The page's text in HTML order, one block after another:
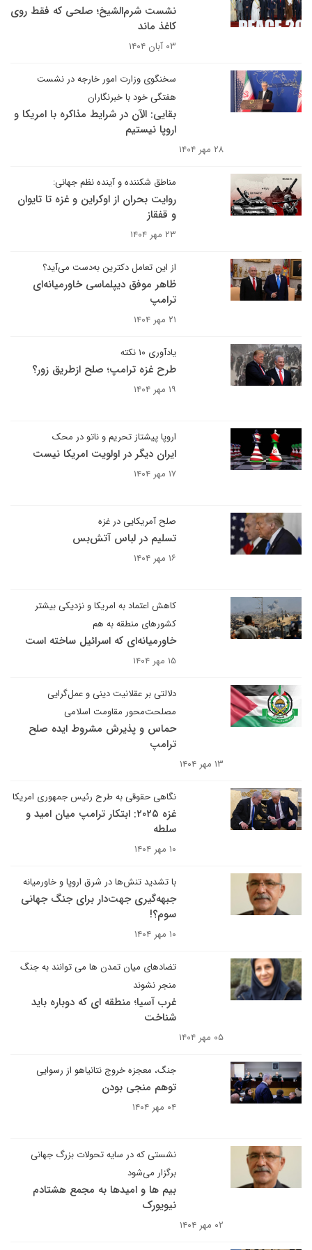
نشست شرم‌الشیخ؛ صلحی که فقط روی
کاغذ ماند
۰۳ آبان ۱۴۰۴
سخنگوی وزارت امور خارجه در نشست
هفتگی خود با خبرنگاران
بقایی: الآن در شرایط مذاکره با امریکا و
اروپا نیستیم
۲۸ مهر ۱۴۰۴
مناطق شکننده و آینده نظم جهانی:
روایت بحران از اوکراین و غزه تا تایوان
و قفقاز
۲۳ مهر ۱۴۰۴
از این تعامل دکترین به‌دست می‌آید؟
ظاهر موفق دیپلماسی خاورمیانه‌ای
ترامپ
۲۱ مهر ۱۴۰۴
یادآوری ۱۰ نکته
طرح غزه ترامپ؛ صلح ازطریق زور؟
۱۹ مهر ۱۴۰۴
اروپا پیشتاز تحریم و ناتو در محک
ایران دیگر در اولویت امریکا نیست
۱۷ مهر ۱۴۰۴
صلح آمریکایی در غزه
تسلیم در لباس آتش‌بس
۱۶ مهر ۱۴۰۴
کاهش اعتماد به امریکا و نزدیکی بیشتر
کشورهای منطقه به هم
خاورمیانه‌ای که اسرائیل ساخته است
۱۵ مهر ۱۴۰۴
دلالتی بر عقلانیت دینی و عمل‌گرایی
مصلحت‌محور مقاومت اسلامی
حماس و پذیرش مشروط ایده صلح
ترامپ
۱۳ مهر ۱۴۰۴
نگاهی حقوقی به طرح رئیس جمهوری امریکا
غزه ۲۰۲۵: ابتکار ترامپ میان امید و
سلطه
۱۰ مهر ۱۴۰۴
با تشدید تنش‌ها در شرق اروپا و خاورمیانه
جبهه‌گیری جهت‌دار برای جنگ جهانی
سوم؟!
۱۰ مهر ۱۴۰۴
تضادهای میان تمدن ها می توانند به جنگ
منجر نشوند
غرب آسیا؛ منطقه ای که دوباره باید
شناخت
۰۵ مهر ۱۴۰۴
جنگ، معجزه خروج نتانیاهو از رسوایی
توهم منجی بودن
۰۴ مهر ۱۴۰۴
نشستی که در سایه تحولات بزرگ جهانی
برگزار می‌شود
بیم ها و امیدها به مجمع هشتادم
نیویورک
۰۲ مهر ۱۴۰۴